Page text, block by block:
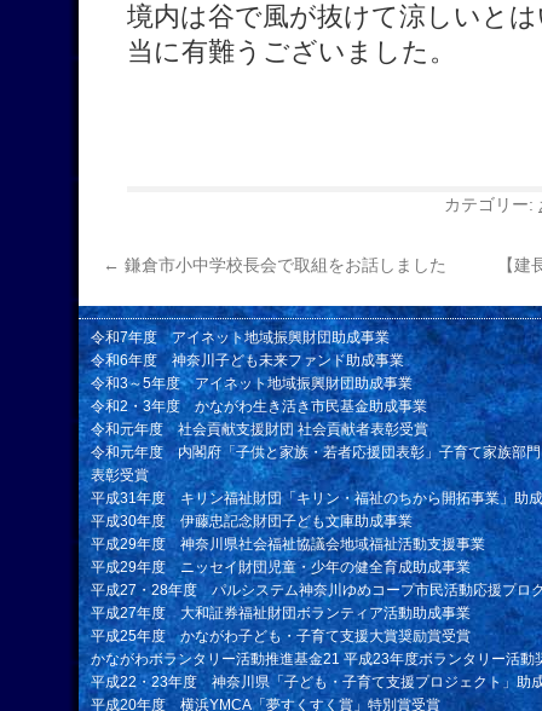
境内は谷で風が抜けて涼しいと
当に有難うございました。
カテゴリー:
← 鎌倉市小中学校長会で取組をお話しました 【
令和7年度 アイネット地域振興財団助成事業
令和6年度 神奈川子ども未来ファンド助成事業
令和3～5年度 アイネット地域振興財団助成事業
令和2・3年度 かながわ生き活き市民基金助成事業
令和元年度 社会貢献支援財団 社会貢献者表彰受賞
令和元年度 内閣府「子供と家族・若者応援団表彰」子育て家族部
表彰受賞
平成31年度 キリン福祉財団「キリン・福祉のちから開拓事業」助
平成30年度 伊藤忠記念財団子ども文庫助成事業
平成29年度 神奈川県社会福祉協議会地域福祉活動支援事業
平成29年度 ニッセイ財団児童・少年の健全育成助成事業
平成27・28年度 パルシステム神奈川ゆめコープ市民活動応援プロ
平成27年度 大和証券福祉財団ボランティア活動助成事業
平成25年度 かながわ子ども・子育て支援大賞奨励賞受賞
かながわボランタリー活動推進基金21 平成23年度ボランタリー活動
平成22・23年度 神奈川県「子ども・子育て支援プロジェクト」助
平成20年度 横浜YMCA「夢すくすく賞」特別賞受賞